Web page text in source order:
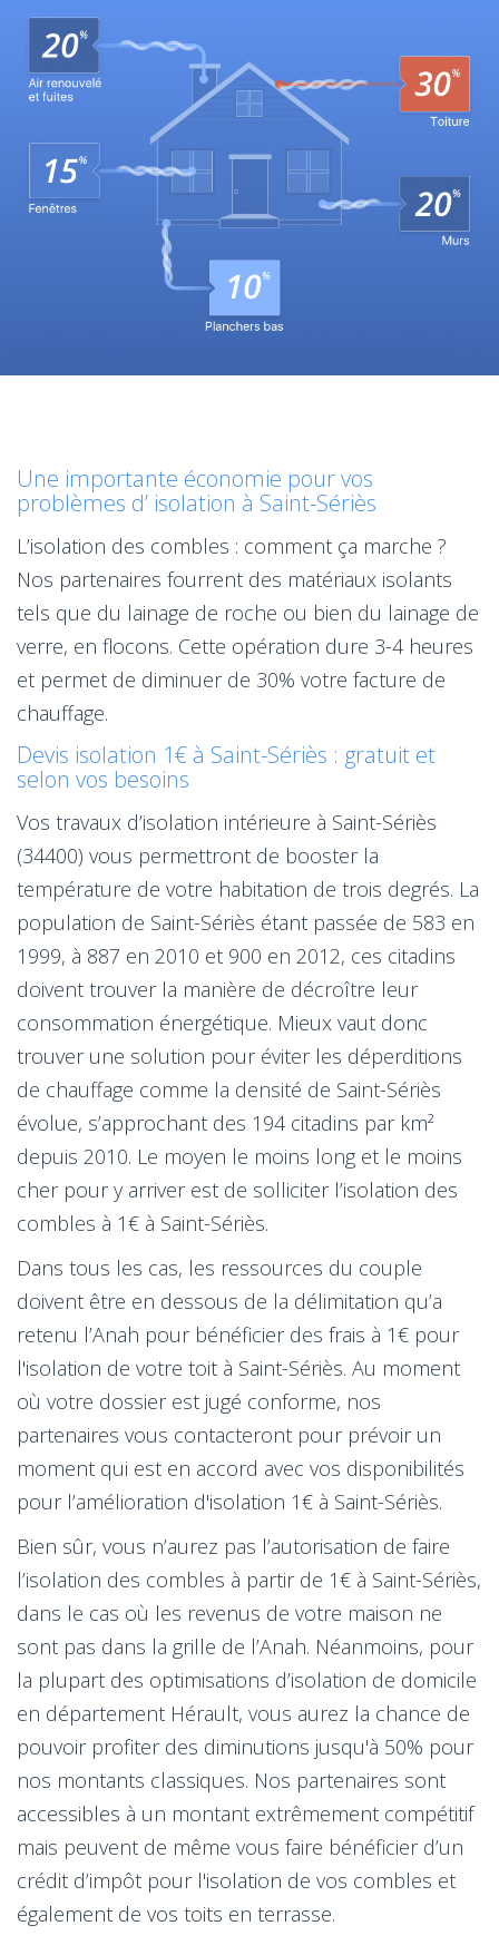
Une importante économie pour vos
problèmes d’ isolation à Saint-Sériès
L’isolation des combles : comment ça marche ?
Nos partenaires fourrent des matériaux isolants
tels que du lainage de roche ou bien du lainage de
verre, en flocons. Cette opération dure 3-4 heures
et permet de diminuer de 30% votre facture de
chauffage.
Devis isolation 1€ à Saint-Sériès : gratuit et
selon vos besoins
Vos travaux d’isolation intérieure à Saint-Sériès
(34400) vous permettront de booster la
température de votre habitation de trois degrés. La
population de Saint-Sériès étant passée de 583 en
1999, à 887 en 2010 et 900 en 2012, ces citadins
doivent trouver la manière de décroître leur
consommation énergétique. Mieux vaut donc
trouver une solution pour éviter les déperditions
de chauffage comme la densité de Saint-Sériès
évolue, s’approchant des 194 citadins par km²
depuis 2010. Le moyen le moins long et le moins
cher pour y arriver est de solliciter l’isolation des
combles à 1€ à Saint-Sériès.
Dans tous les cas, les ressources du couple
doivent être en dessous de la délimitation qu’a
retenu l’Anah pour bénéficier des frais à 1€ pour
l'isolation de votre toit à Saint-Sériès. Au moment
où votre dossier est jugé conforme, nos
partenaires vous contacteront pour prévoir un
moment qui est en accord avec vos disponibilités
pour l’amélioration d'isolation 1€ à Saint-Sériès.
Bien sûr, vous n’aurez pas l’autorisation de faire
l’isolation des combles à partir de 1€ à Saint-Sériès,
dans le cas où les revenus de votre maison ne
sont pas dans la grille de l’Anah. Néanmoins, pour
la plupart des optimisations d’isolation de domicile
en département Hérault, vous aurez la chance de
pouvoir profiter des diminutions jusqu'à 50% pour
nos montants classiques. Nos partenaires sont
accessibles à un montant extrêmement compétitif
mais peuvent de même vous faire bénéficier d’un
crédit d’impôt pour l'isolation de vos combles et
également de vos toits en terrasse.